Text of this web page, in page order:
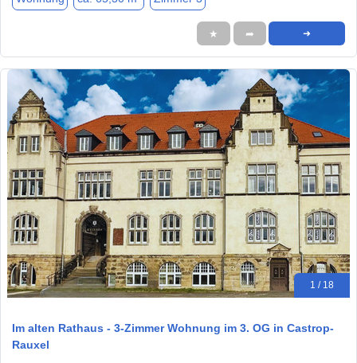
★ ➦ ➜
1 / 18
Im alten Rathaus - 3-Zimmer Wohnung im 3. OG in Castrop-
Rauxel